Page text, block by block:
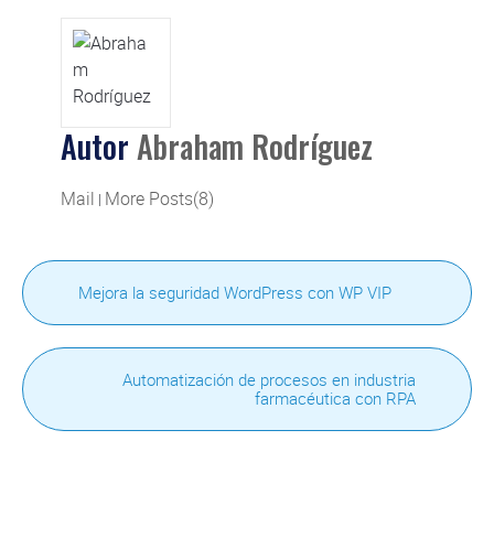
AutorAbraham Rodríguez
Mail | More Posts(8)
Mejora la seguridad WordPress con WP VIP
Automatización de procesos en industria
farmacéutica con RPA